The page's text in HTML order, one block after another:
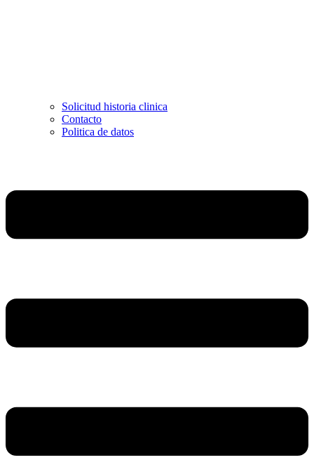
Solicitud historia clinica
Contacto
Politica de datos